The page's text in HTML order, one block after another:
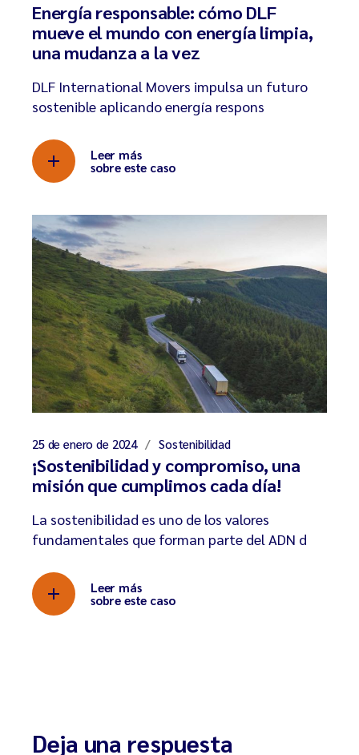
Energía responsable: cómo DLF
mueve el mundo con energía limpia,
una mudanza a la vez
DLF International Movers impulsa un futuro
sostenible aplicando energía respons
Leer más
sobre este caso
25 de enero de 2024 Sostenibilidad
¡Sostenibilidad y compromiso, una
misión que cumplimos cada día!
La sostenibilidad es uno de los valores
fundamentales que forman parte del ADN d
Leer más
sobre este caso
Deja una respuesta